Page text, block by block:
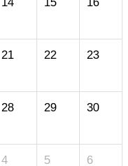
21 22 23
28 29 30
4 5 6